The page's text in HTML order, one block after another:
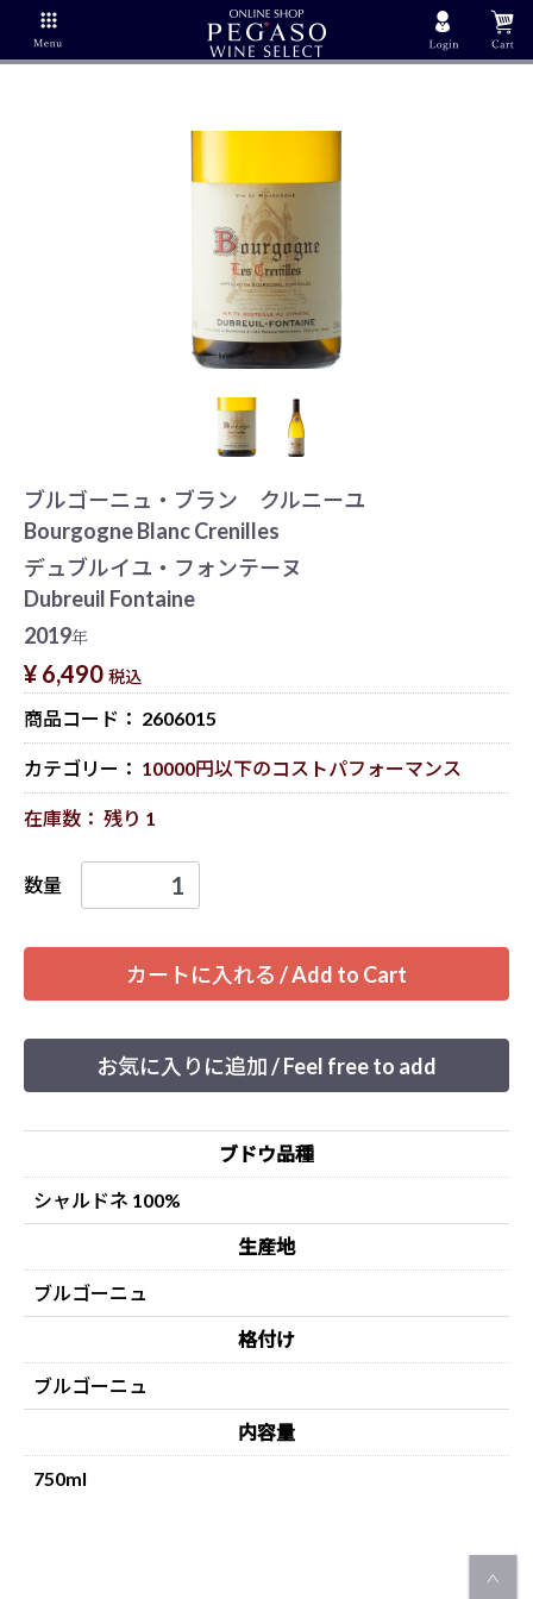
ブルゴーニュ・ブラン クルニーユ
Bourgogne Blanc Crenilles
デュブルイユ・フォンテーヌ
Dubreuil Fontaine
2019年
¥ 6,490 税込
商品コード： 2606015
カテゴリー： 10000円以下のコストパフォーマンス
在庫数： 残り 1
数量
カートに入れる / Add to Cart
お気に入りに追加 / Feel free to add
ブドウ品種
シャルドネ 100%
生産地
ブルゴーニュ
格付け
ブルゴーニュ
内容量
750ml